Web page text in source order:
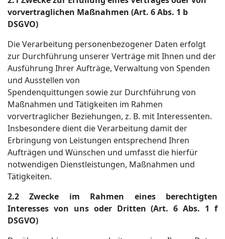
vorvertraglichen Maßnahmen (Art. 6 Abs. 1 b
DSGVO)
Die Verarbeitung personenbezogener Daten erfolgt
zur Durchführung unserer Verträge mit Ihnen und der
Ausführung Ihrer Aufträge, Verwaltung von Spenden
und Ausstellen von
Spendenquittungen sowie zur Durchführung von
Maßnahmen und Tätigkeiten im Rahmen
vorvertraglicher Beziehungen, z. B. mit Interessenten.
Insbesondere dient die Verarbeitung damit der
Erbringung von Leistungen entsprechend Ihren
Aufträgen und Wünschen und umfasst die hierfür
notwendigen Dienstleistungen, Maßnahmen und
Tätigkeiten.
2.2 Zwecke im Rahmen eines berechtigten
Interesses von uns oder Dritten (Art. 6 Abs. 1 f
DSGVO)